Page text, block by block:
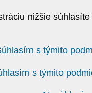
nižšie
s týmito
s týmito